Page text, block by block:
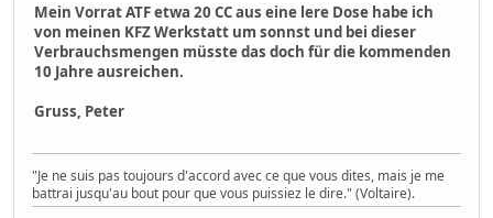
Mein Vorrat ATF etwa 20 CC aus eine lere Dose habe ich
von meinen KFZ Werkstatt um sonnst und bei dieser
Verbrauchsmengen müsste das doch für die kommenden
10 Jahre ausreichen.
Gruss, Peter
"Je ne suis pas toujours d'accord avec ce que vous dites, mais je me
battrai jusqu'au bout pour que vous puissiez le dire." (Voltaire).